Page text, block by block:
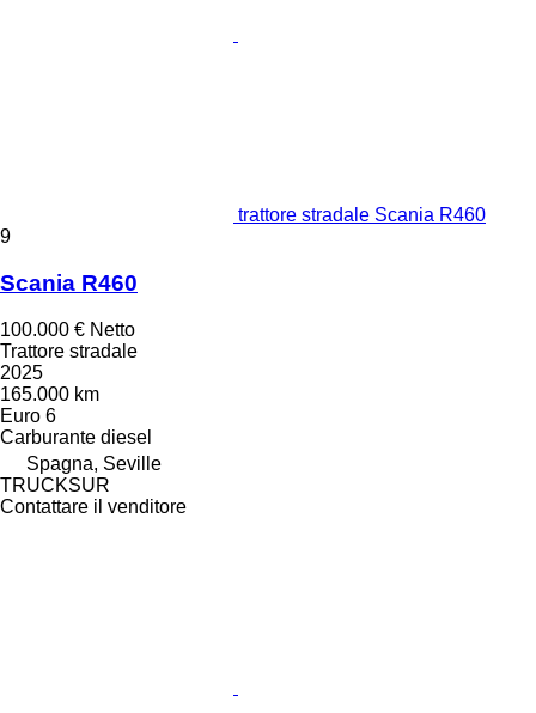
trattore stradale Scania R460
9
Scania R460
100.000 € Netto
Trattore stradale
2025
165.000 km
Euro 6
Carburante diesel
Spagna, Seville
TRUCKSUR
Contattare il venditore